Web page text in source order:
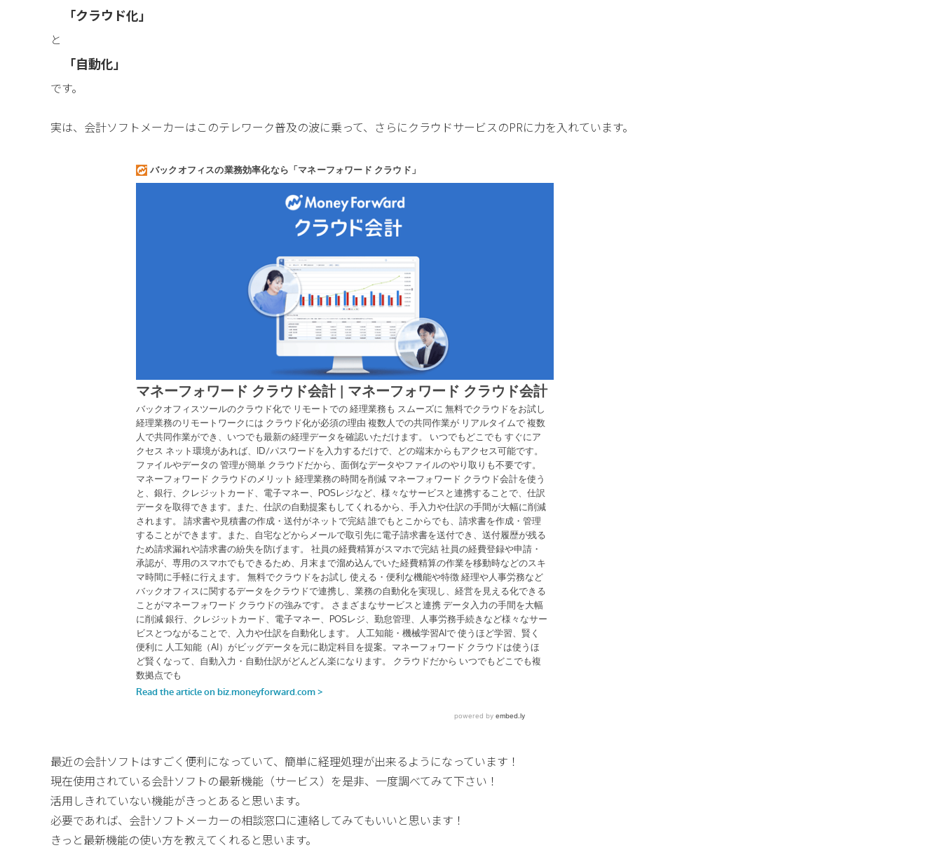
「クラウド化」
と
「自動化」
です。
実は、会計ソフトメーカーはこのテレワーク普及の波に乗って、さらにクラウドサービスのPRに力を入れています。
最近の会計ソフトはすごく便利になっていて、簡単に経理処理が出来るようになっています！
現在使用されている会計ソフトの最新機能（サービス）を是非、一度調べてみて下さい！
活用しきれていない機能がきっとあると思います。
必要であれば、会計ソフトメーカーの相談窓口に連絡してみてもいいと思います！
きっと最新機能の使い方を教えてくれると思います。